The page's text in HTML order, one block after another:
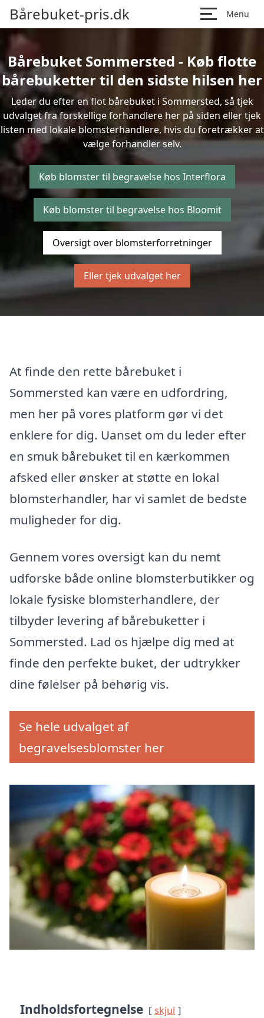
Bårebuket-pris.dk Menu
Bårebuket Sommersted - Køb flotte
bårebuketter til den sidste hilsen her
Leder du efter en flot bårebuket i Sommersted, så tjek
udvalget fra forskellige forhandlere her på siden eller tjek
listen med lokale blomsterhandlere, hvis du foretrækker at
vælge forhandler selv.
Køb blomster til begravelse hos Interflora
Køb blomster til begravelse hos Bloomit
Oversigt over blomsterforretninger
Eller tjek udvalget her
At finde den rette bårebuket i
Sommersted kan være en udfordring,
men her på vores platform gør vi det
enklere for dig. Uanset om du leder efter
en smuk bårebuket til en kærkommen
afsked eller ønsker at støtte en lokal
blomsterhandler, har vi samlet de bedste
muligheder for dig.
Gennem vores oversigt kan du nemt
udforske både online blomsterbutikker og
lokale fysiske blomsterhandlere, der
tilbyder levering af bårebuketter i
Sommersted. Lad os hjælpe dig med at
finde den perfekte buket, der udtrykker
dine følelser på behørig vis.
Se hele udvalget af
begravelsesblomster her
Indholdsfortegnelse skjul